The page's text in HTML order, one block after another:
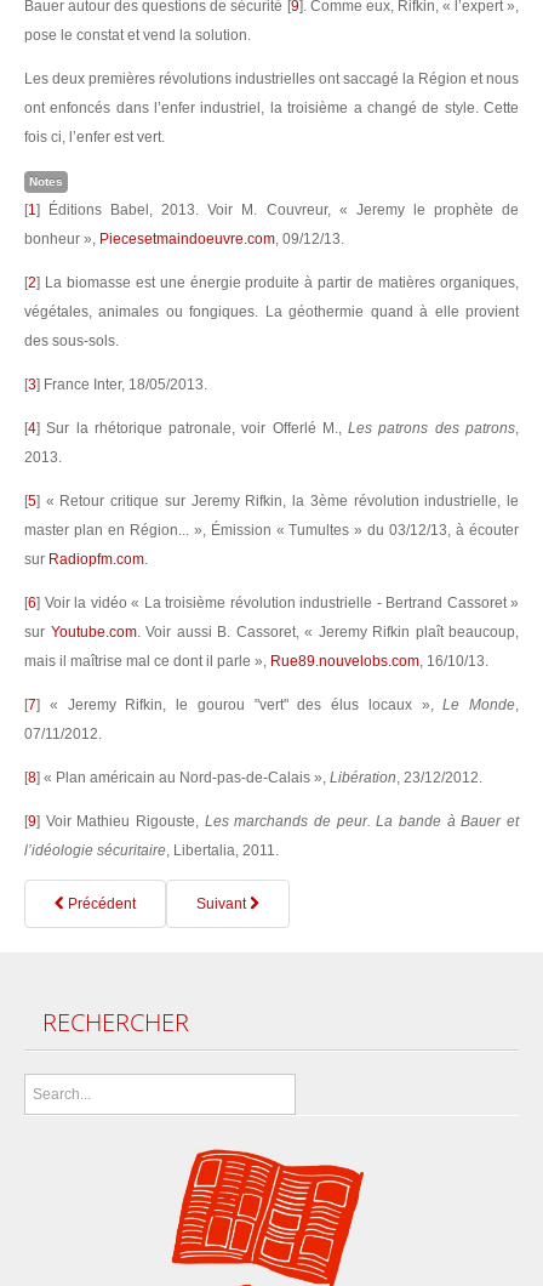
Bauer autour des questions de sécurité [9]. Comme eux, Rifkin, « l’expert »,
pose le constat et vend la solution.
Les deux premières révolutions industrielles ont saccagé la Région et nous
ont enfoncés dans l’enfer industriel, la troisième a changé de style. Cette
fois ci, l’enfer est vert.
Notes
[1]
Éditions Babel, 2013. Voir M. Couvreur, « Jeremy le prophète de
bonheur », Piecesetmaindoeuvre.com, 09/12/13.
[2] La biomasse est une énergie produite à partir de matières organiques,
végétales, animales ou fongiques. La géothermie quand à elle provient
des sous-sols.
[3] France Inter, 18/05/2013.
[4]Sur la rhétorique patronale, voir Offerlé M.,Les patrons des patrons,
2013.
[5] « Retour critique sur Jeremy Rifkin, la 3ème révolution industrielle, le
master plan en Région... », Émission « Tumultes » du 03/12/13, à écouter
sur Radiopfm.com.
[6] Voir la vidéo « La troisième révolution industrielle - Bertrand Cassoret »
sur Youtube.com. Voir aussi B. Cassoret, « Jeremy Rifkin plaît beaucoup,
mais il maîtrise mal ce dont il parle », Rue89.nouvelobs.com, 16/10/13.
[7] « Jeremy Rifkin, le gourou "vert" des élus locaux »,Le Monde,
07/11/2012.
[8] « Plan américain au Nord-pas-de-Calais », Libération, 23/12/2012.
[9] Voir Mathieu Rigouste, Les marchands de peur. La bande à Bauer et
l’idéologie sécuritaire, Libertalia, 2011.
Précédent Suivant
RECHERCHER